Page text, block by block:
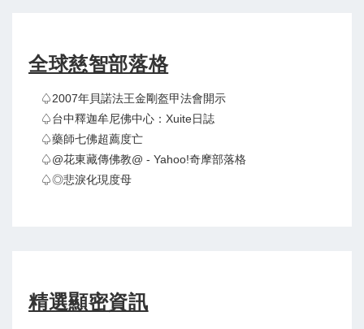
全球慈智部落格
♤2007年貝諾法王金剛盔甲法會開示
♤台中釋迦牟尼佛中心：Xuite日誌
♤藥師七佛超薦度亡
♤@花東藏傳佛教@ - Yahoo!奇摩部落格
♤◎悲淚化現度母
精選顯密資訊